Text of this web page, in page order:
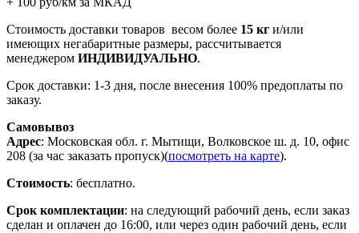
Стоимость доставки товаров весом более 15 кг и/или
имеющих негабаритные размеры, рассчитывается
менеджером ИНДИВИДУАЛЬНО.
Срок доставки: 1-3 дня, после внесения 100% предоплаты по
заказу.
Самовывоз
Адрес: Московская обл. г. Мытищи, Волковское ш. д. 10, офис
208 (за час заказать пропуск)(посмотреть на карте).
Стоимость: бесплатно.
Срок комплектации: на следующий рабочий день, если заказ
сделан и оплачен до 16:00, или через один рабочий день, если